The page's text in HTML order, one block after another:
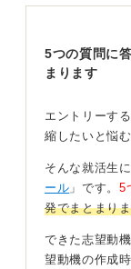
しかし、地域
地域住民と対
その視点の変
出発点の気持
れをつなげて
800字でまとめ
5つの質問に
まります
エントリーす
縮したいと悩
そんな就活生
ール 」です。 5
発でまとまり
できた志望動
望動機の作成